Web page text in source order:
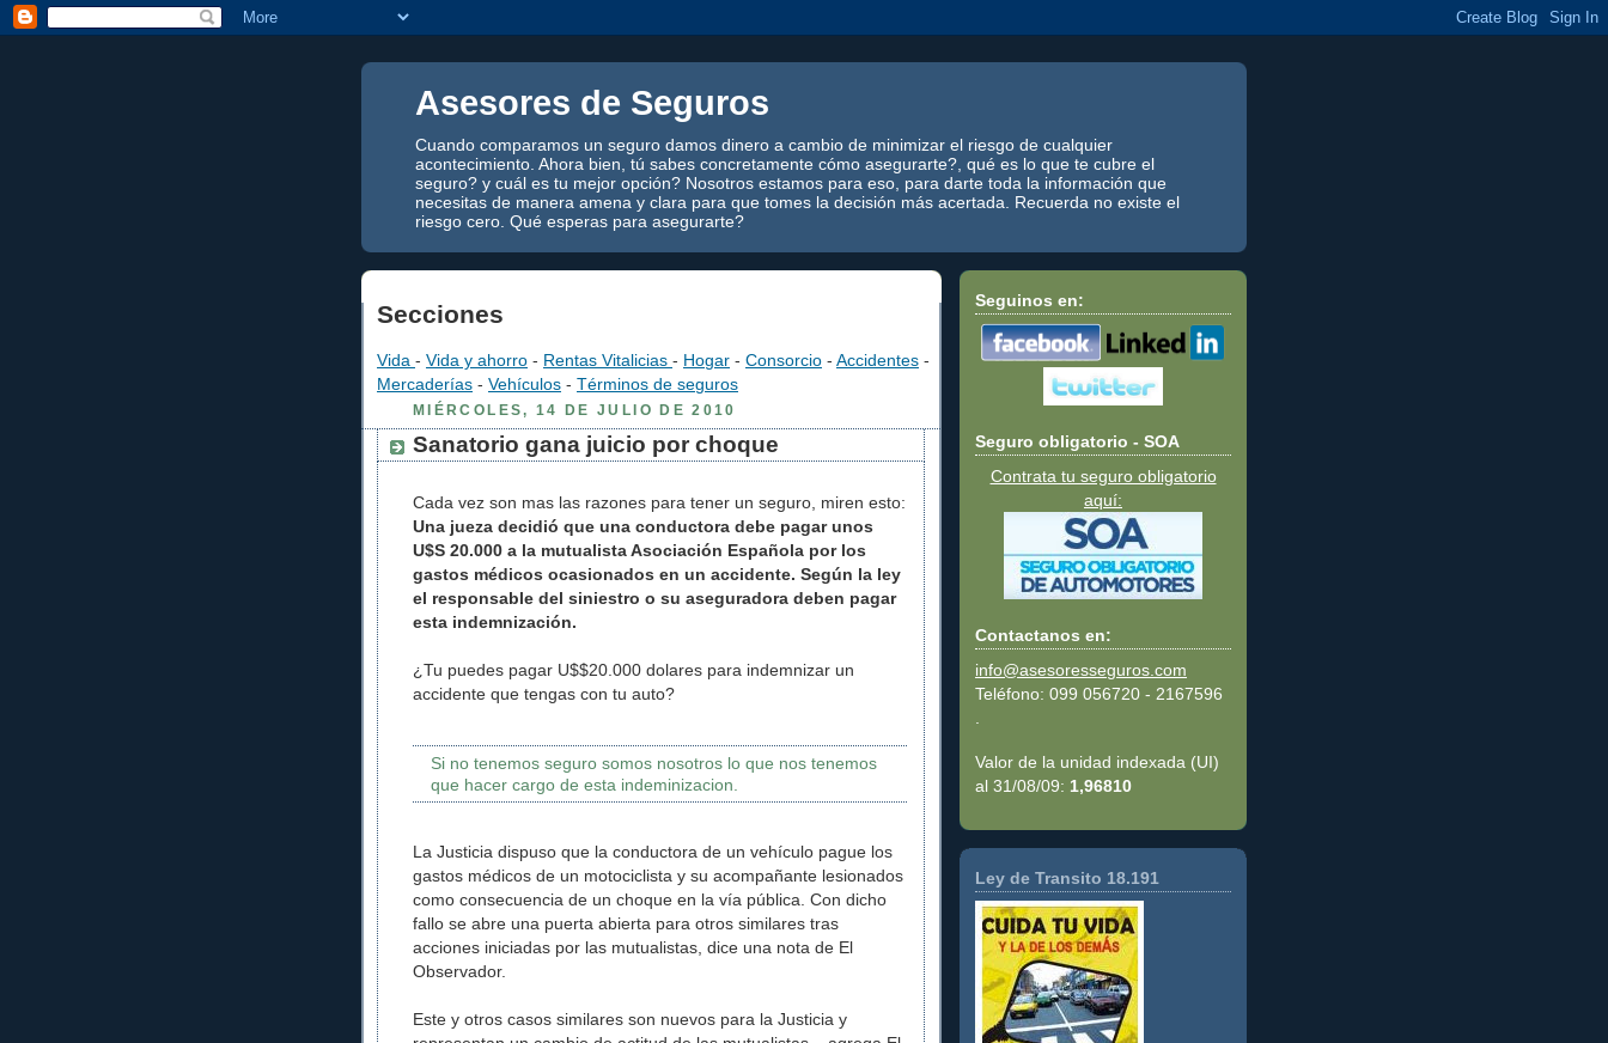
Asesores de Seguros
Cuando comparamos un seguro damos dinero a cambio de minimizar el riesgo de cualquier
acontecimiento. Ahora bien, tú sabes concretamente cómo asegurarte?, qué es lo que te cubre el
seguro? y cuál es tu mejor opción? Nosotros estamos para eso, para darte toda la información que
necesitas de manera amena y clara para que tomes la decisión más acertada. Recuerda no existe el
riesgo cero. Qué esperas para asegurarte?
Secciones
Vida - Vida y ahorro - Rentas Vitalicias - Hogar - Consorcio - Accidentes -
Mercaderías - Vehículos - Términos de seguros
MIÉRCOLES, 14 DE JULIO DE 2010
Sanatorio gana juicio por choque
Cada vez son mas las razones para tener un seguro, miren esto:
Una jueza decidió que una conductora debe pagar unos
U$S 20.000 a la mutualista Asociación Española por los
gastos médicos ocasionados en un accidente. Según la ley
el responsable del siniestro o su aseguradora deben pagar
esta indemnización.
¿Tu puedes pagar U$$20.000 dolares para indemnizar un
accidente que tengas con tu auto?
Si no tenemos seguro somos nosotros lo que nos tenemos
que hacer cargo de esta indeminizacion.
La Justicia dispuso que la conductora de un vehículo pague los
gastos médicos de un motociclista y su acompañante lesionados
como consecuencia de un choque en la vía pública. Con dicho
fallo se abre una puerta abierta para otros similares tras
acciones iniciadas por las mutualistas, dice una nota de El
Observador.
Este y otros casos similares son nuevos para la Justicia y
Seguinos en:
Seguro obligatorio - SOA
Contrata tu seguro obligatorio
aquí:
Contactanos en:
info@asesoresseguros.com
Teléfono: 099 056720 - 2167596
Valor de la unidad indexada (UI)
al 31/08/09: 1,96810
Ley de Transito 18.191